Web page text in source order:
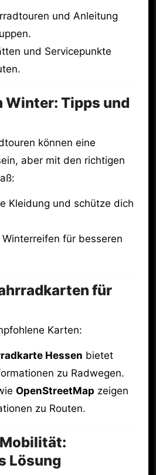
und Anleitung
und Servicepunkte
Winter: Tipps und
können eine
aber mit den richtigen
Kleidung und schütze dich
für besseren
für
Karten:
Hessen bietet
zu Radwegen.
OpenStreetMap zeigen
zu Routen.
Lösung